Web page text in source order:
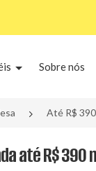
Sobre nós
Até R$
até R$ 390